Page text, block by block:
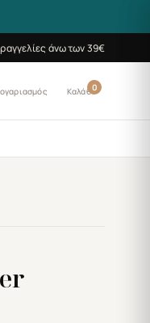
άνω των 39€
0
Καλάθι